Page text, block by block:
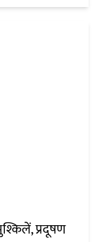
प्रदूषण